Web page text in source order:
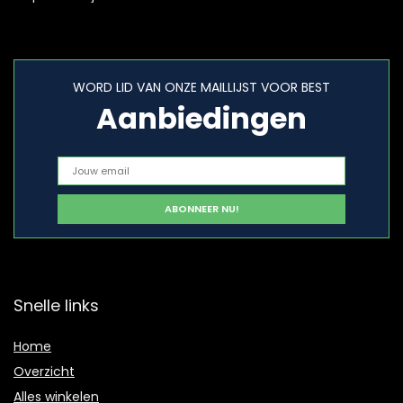
WORD LID VAN ONZE MAILLIJST VOOR BEST
Aanbiedingen
Snelle links
Home
Overzicht
Alles winkelen